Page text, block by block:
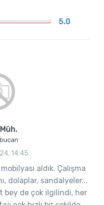
5.0
14:45
aldık. Çalışma
dolaplar, sandalyeler...
bey de çok ilgilindi, her